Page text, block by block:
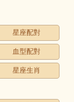
星座配對
血型配對
星座生肖